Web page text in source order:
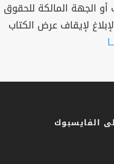
الجهة المالكة للحقوق
لإيقاف عرض الكتاب
الفايسبوك